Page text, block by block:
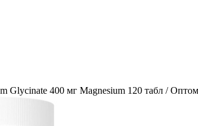
Glycinate 400 мг Magnesium 120 табл / Оптом